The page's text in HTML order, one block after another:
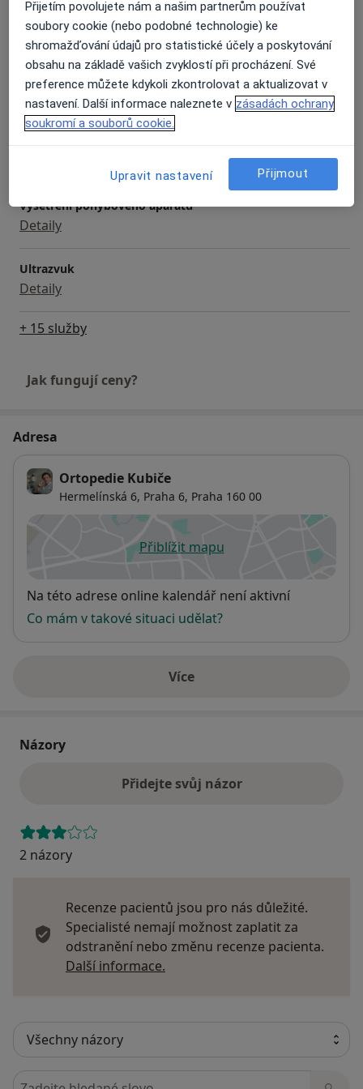
Artroskopie
Detaily
Operace šlachy
Detaily
Vyšetření pohybového aparátu
Detaily
Ultrazvuk
Detaily
+ 15 služby
Jak fungují ceny?
Adresa
Ortopedie Kubiče
Hermelínská 6, Praha 6, Praha 160 00
Přiblížit mapuse otevře v nové záložce
Dostupnost
Na této adrese online kalendář není aktivní
Co mám v takové situaci udělat?
Víceo adrese
Názory
Přidejte svůj názor
2 názory
Recenze pacientů jsou pro nás důležité.
Specialisté nemají možnost zaplatit za
odstranění nebo změnu recenze pacienta.
Další informace.
Hledejte v názorech
Přijetím povolujete nám a našim partnerům používat
soubory cookie (nebo podobné technologie) ke
shromažďování údajů pro statistické účely a poskytování
obsahu na základě vašich zvyklostí při procházení. Své
preference můžete kdykoli zkontrolovat a aktualizovat v
nastavení. Další informace naleznete v zásadách ochrany
soukromí a souborů cookie.
Upravit nastavení Přijmout